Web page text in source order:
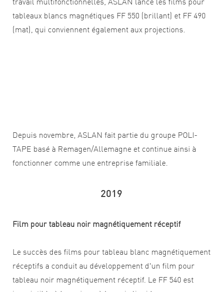
tableaux blancs magnétiques FF 550 (brillant) et FF 490
(mat), qui conviennent également aux projections.
Depuis novembre, ASLAN fait partie du groupe POLI-
TAPE basé à Remagen/Allemagne et continue ainsi à
fonctionner comme une entreprise familiale.
2019
Film pour tableau noir magnétiquement réceptif
Le succès des films pour tableau blanc magnétiquement
réceptifs a conduit au développement d'un film pour
tableau noir magnétiquement réceptif. Le FF 540 est